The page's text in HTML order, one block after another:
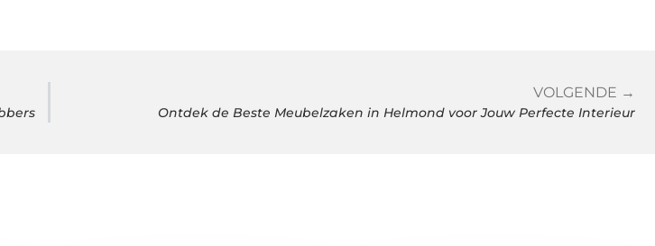
VOLGENDE →
Ontdek de Beste Meubelzaken in Helmond voor Jouw Perfecte Interieur